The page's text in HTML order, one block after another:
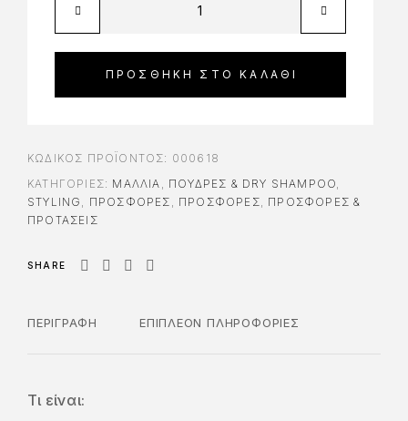
ΠΡΟΣΘΉΚΗ ΣΤΟ ΚΑΛΆΘΙ
ΚΩΔΙΚΌΣ ΠΡΟΪΌΝΤΟΣ: 000618
ΚΑΤΗΓΟΡΊΕΣ: ΜΑΛΛΙΑ , ΠΟΎΔΡΕΣ & DRY SHAMPOO,
STYLING , ΠΡΟΣΦΟΡΈΣ , ΠΡΟΣΦΟΡΈΣ, ΠΡΟΣΦΟΡΕΣ &
ΠΡΟΤΑΣΕΙΣ
SHARE
ΠΕΡΙΓΡΑΦΉ ΕΠΙΠΛΈΟΝ ΠΛΗΡΟΦΟΡΊΕΣ
Τι είναι: